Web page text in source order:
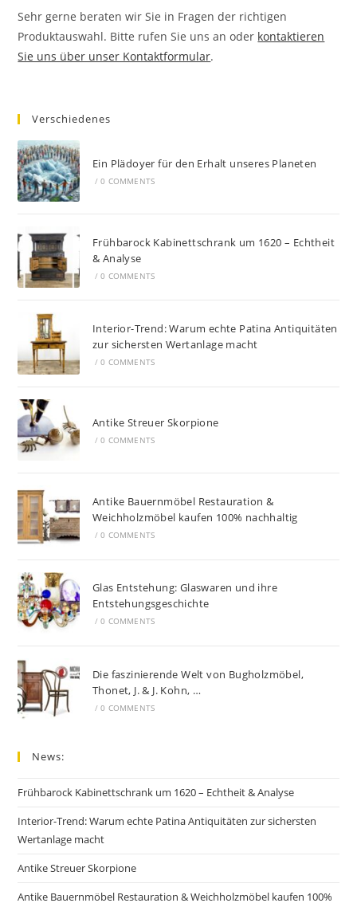
Sehr gerne beraten wir Sie in Fragen der richtigen
Produktauswahl. Bitte rufen Sie uns an oder kontaktieren
Sie uns über unser Kontaktformular.
Verschiedenes
Ein Plädoyer für den Erhalt unseres Planeten
/ 0 COMMENTS
Frühbarock Kabinettschrank um 1620 – Echtheit
& Analyse
/ 0 COMMENTS
Interior-Trend: Warum echte Patina Antiquitäten
zur sichersten Wertanlage macht
/ 0 COMMENTS
Antike Streuer Skorpione
/ 0 COMMENTS
Antike Bauernmöbel Restauration &
Weichholzmöbel kaufen 100% nachhaltig
/ 0 COMMENTS
Glas Entstehung: Glaswaren und ihre
Entstehungsgeschichte
/ 0 COMMENTS
Die faszinierende Welt von Bugholzmöbel,
Thonet, J. & J. Kohn, …
/ 0 COMMENTS
News:
Frühbarock Kabinettschrank um 1620 – Echtheit & Analyse
Interior-Trend: Warum echte Patina Antiquitäten zur sichersten
Wertanlage macht
Antike Streuer Skorpione
Antike Bauernmöbel Restauration & Weichholzmöbel kaufen 100%